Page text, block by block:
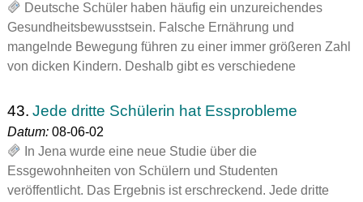
Deutsche Schüler haben häufig ein unzureichendes
Gesundheitsbewusstsein. Falsche Ernährung und
mangelnde Bewegung führen zu einer immer größeren Zahl
von dicken Kindern. Deshalb gibt es verschiedene
43. Jede dritte Schülerin hat Essprobleme
Datum:08-06-02
In Jena wurde eine neue Studie über die
Essgewohnheiten von Schülern und Studenten
veröffentlicht. Das Ergebnis ist erschreckend. Jede dritte